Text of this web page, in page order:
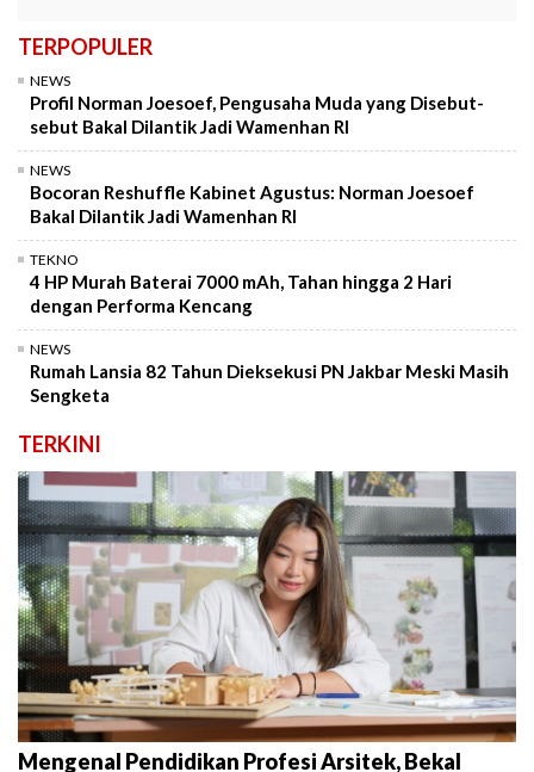
TERPOPULER
NEWS
Profil Norman Joesoef, Pengusaha Muda yang Disebut-
sebut Bakal Dilantik Jadi Wamenhan RI
NEWS
Bocoran Reshuffle Kabinet Agustus: Norman Joesoef
Bakal Dilantik Jadi Wamenhan RI
TEKNO
4 HP Murah Baterai 7000 mAh, Tahan hingga 2 Hari
dengan Performa Kencang
NEWS
Rumah Lansia 82 Tahun Dieksekusi PN Jakbar Meski Masih
Sengketa
TERKINI
Mengenal Pendidikan Profesi Arsitek, Bekal